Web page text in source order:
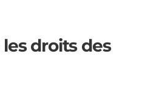
droits des